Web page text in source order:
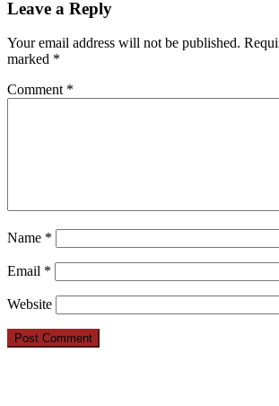
Leave a Reply
Your email address will not be published.
marked *
Comment *
Name *
Email *
Website